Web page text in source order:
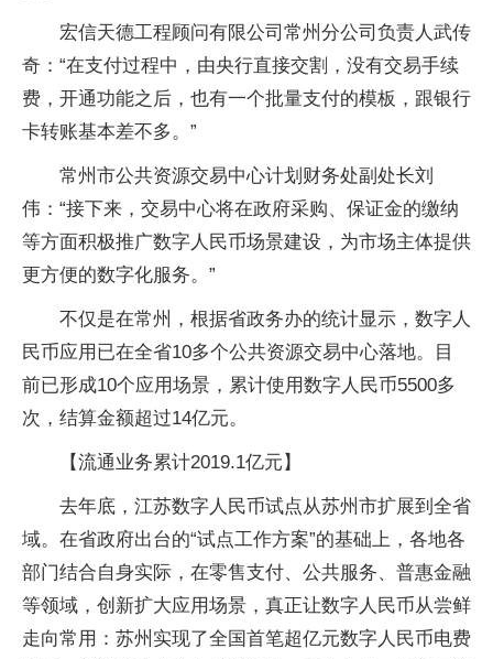
宏信天德工程顾问有限公司常州分公司负责人武传
奇：“在支付过程中，由央行直接交割，没有交易手续
费，开通功能之后，也有一个批量支付的模板，跟银行
卡转账基本差不多。”
常州市公共资源交易中心计划财务处副处长刘
伟：“接下来，交易中心将在政府采购、保证金的缴纳
等方面积极推广数字人民币场景建设，为市场主体提供
更方便的数字化服务。”
不仅是在常州，根据省政务办的统计显示，数字人
民币应用已在全省10多个公共资源交易中心落地。目
前已形成10个应用场景，累计使用数字人民币5500多
次，结算金额超过14亿元。
【流通业务累计2019.1亿元】
去年底，江苏数字人民币试点从苏州市扩展到全省
域。在省政府出台的“试点工作方案”的基础上，各地各
部门结合自身实际，在零售支付、公共服务、普惠金融
等领域，创新扩大应用场景，真正让数字人民币从尝鲜
走向常用：苏州实现了全国首笔超亿元数字人民币电费